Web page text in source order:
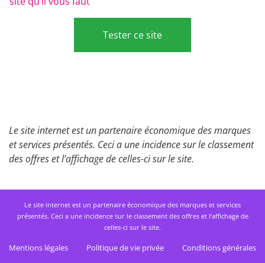
Tester ce site
Le site internet est un partenaire économique des marques
et services présentés. Ceci a une incidence sur le classement
des offres et l’affichage de celles-ci sur le site.
Le site internet est un partenaire économique des marques et services
présentés. Ceci a une incidence sur le classement des offres et l’affichage de
celles-ci sur le site.
Mentions légales Politique de vie privée
Conditions générales